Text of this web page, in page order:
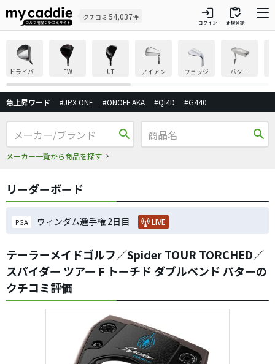
クチコミ 54,037件 login
ログイン
inventory
新規登録
ドライバー FW UT アイアン ウェッジ パター
急上昇ワード #JPX ONE #ONOFF AKA #Qi4D #G440
search
メーカー一覧から商品を探す
search
リーダーボード
PGA ウィンダム選手権 2日目 LIVE
テーラーメイドゴルフ／Spider TOUR TORCHED／
スパイダー ツアー F トーチド ダブルベンド パターの
クチコミ評価